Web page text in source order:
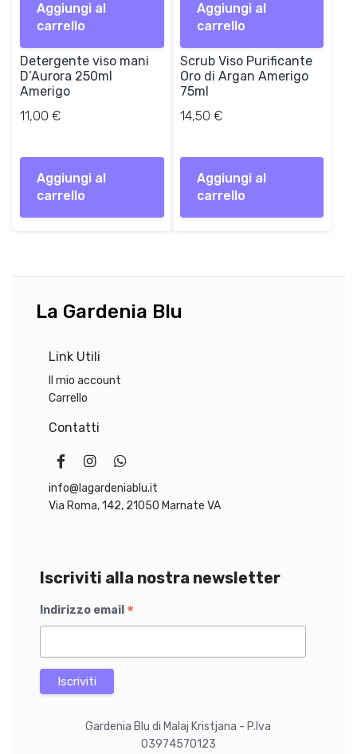
Aggiungi al
carrello
Detergente viso mani
D’Aurora 250ml
Amerigo
11,00 €
Aggiungi al
carrello
Aggiungi al
carrello
Scrub Viso Purificante
Oro di Argan Amerigo
75ml
14,50 €
Aggiungi al
carrello
La Gardenia Blu
Link Utili
Il mio account
Carrello
Contatti
info@lagardeniablu.it
Via Roma, 142, 21050 Marnate VA
Iscriviti alla nostra newsletter
Indirizzo email *
Gardenia Blu di Malaj Kristjana - P.Iva
03974570123